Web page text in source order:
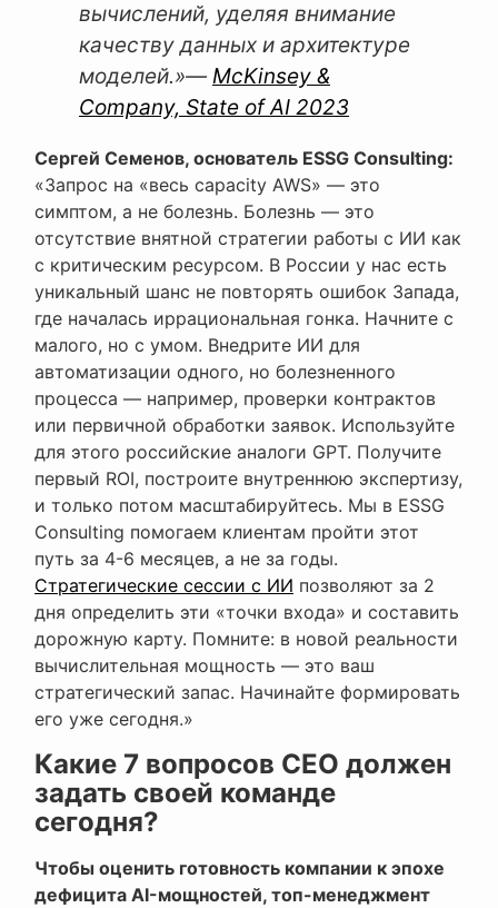
вычислений, уделяя внимание
качеству данных и архитектуре
моделей.»—McKinsey &
Company, State of AI 2023
Сергей Семенов, основатель ESSG Consulting:
«Запрос на «весь capacity AWS» — это
симптом, а не болезнь. Болезнь — это
отсутствие внятной стратегии работы с ИИ как
с критическим ресурсом. В России у нас есть
уникальный шанс не повторять ошибок Запада,
где началась иррациональная гонка. Начните с
малого, но с умом. Внедрите ИИ для
автоматизации одного, но болезненного
процесса — например, проверки контрактов
или первичной обработки заявок. Используйте
для этого российские аналоги GPT. Получите
первый ROI, построите внутреннюю экспертизу,
и только потом масштабируйтесь. Мы в ESSG
Consulting помогаем клиентам пройти этот
путь за 4-6 месяцев, а не за годы.
Стратегические сессии с ИИ позволяют за 2
дня определить эти «точки входа» и составить
дорожную карту. Помните: в новой реальности
вычислительная мощность — это ваш
стратегический запас. Начинайте формировать
его уже сегодня.»
Какие 7 вопросов CEO должен
задать своей команде
сегодня?
Чтобы оценить готовность компании к эпохе
дефицита AI-мощностей, топ-менеджмент